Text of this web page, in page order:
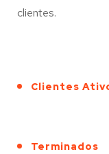
clientes.
Clientes
Terminados